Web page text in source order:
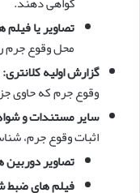
تصاویر یا فیلم
محل وقوع جرم
گزارش اولیه کلانتری:
وقوع جرم که حاوی
سایر مستندات و
اثبات وقوع جرم،
تصاویر
فیلم های ضبط